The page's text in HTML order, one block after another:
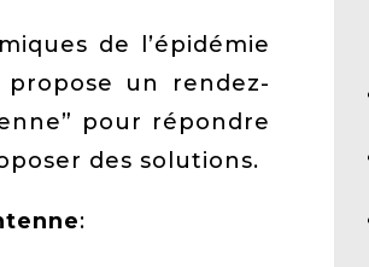
de l’épidémie
propose un rendez-
pour répondre
des solutions.
: